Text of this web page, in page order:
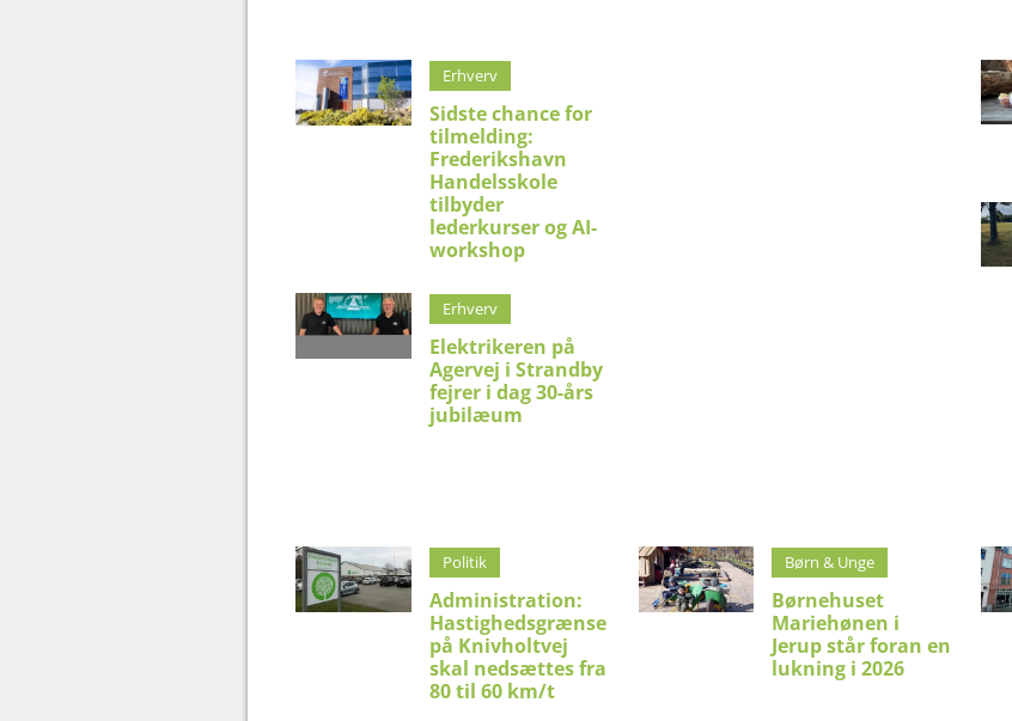
Erhverv
Sidste chance for
tilmelding:
Frederikshavn
Handelsskole
tilbyder
lederkurser og AI-
workshop
Erhverv
Elektrikeren på
Agervej i Strandby
fejrer i dag 30-års
jubilæum
Politik
Administration:
Hastighedsgrænse
på Knivholtvej
skal nedsættes fra
80 til 60 km/t
Børn & Unge
Børnehuset
Mariehønen i
Jerup står foran en
lukning i 2026